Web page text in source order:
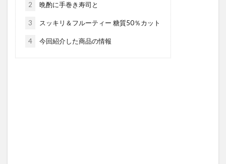
2 晩酌に手巻き寿司と
3 スッキリ＆フルーティー 糖質50％カット
4 今回紹介した商品の情報